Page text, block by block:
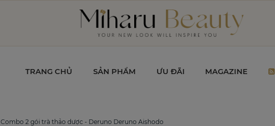
TRANG CHỦ SẢN PHẨM ƯU ĐÃI MAGAZINE
Combo 2 gói trà thảo dược - Deruno Deruno Aishodo